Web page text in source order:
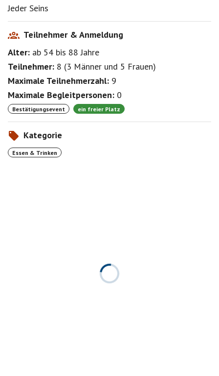
Jeder Seins
Teilnehmer & Anmeldung
Alter: ab 54 bis 88Jahre
Teilnehmer: 8 (3 Männer und 5 Frauen)
Maximale Teilnehmerzahl: 9
Maximale Begleitpersonen: 0
Bestätigungsevent ein freier Platz
Kategorie
Essen & Trinken